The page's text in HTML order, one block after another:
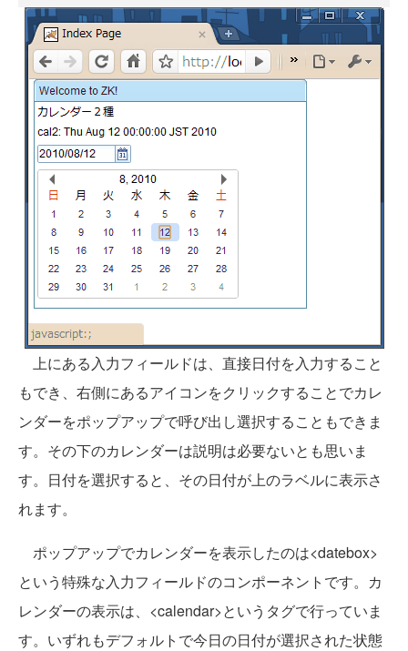
上にある入力フィールドは、直接日付を入力すること
もでき、右側にあるアイコンをクリックすることでカレ
ンダーをポップアップで呼び出し選択することもできま
す。その下のカレンダーは説明は必要ないとも思いま
す。日付を選択すると、その日付が上のラベルに表示さ
れます。
ポップアップでカレンダーを表示したのは<datebox>
という特殊な入力フィールドのコンポーネントです。カ
レンダーの表示は、<calendar>というタグで行っていま
す。いずれもデフォルトで今日の日付が選択された状態